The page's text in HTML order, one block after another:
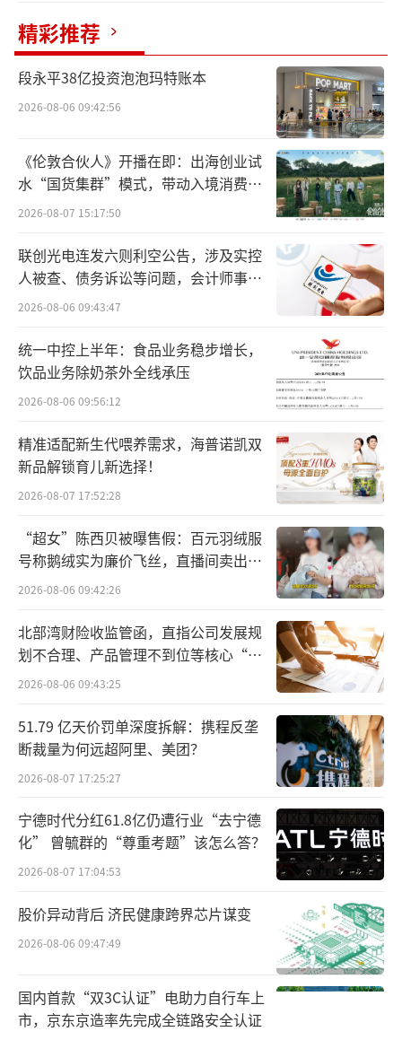
中国黄金、菜百首饰等品牌的金价也有着不同
程度的增幅。以周大福为例，相较于1月4日足
金饰品623元/克的价格，短短不到一年时间，
黄金饰品价格已上涨192元/克，涨幅达30.
8%，和去年同期相比，涨幅达33.4%。
金价的大幅上涨源于国际金价的持续走
0%，相较于今年1962美元/盎司的最低价格，1
0月23日开盘价已达2749.07美元/盎司。
在高昂的黄金价格面前，消费者的消费意
愿正有所减弱。据黄金品牌的线下门店店员介
绍，随着金价的一路走高，店内黄金饰品的销
的消费。眼下，门店的优惠活动大多是针对手
工费的折扣，并无太多对金价的优惠。同时，
该店员透露，年底足金金价或可突破900元/克
的大关。
金价上涨导致消费者消费意愿减弱，这一
现象的影响正直观反映在黄金品牌的业绩上。1
0月22日，周大福发布2024年三季度财报显
示，在截至2024年9月30日的三个月内，周大
福集团零售值同比下降21%。其中，中国内地
零售值同比下降19.4%，中国香港、中国澳门
及其他市场同比下降了31%。报告期内，中国
内地直营店及加盟店的同店销售分别同比下降2
4.3%及20.3%。中国香港及中国澳门市场同店
销售同比减少30.8%。
多家企业优化门店
业绩不佳也是整个黄金珠宝行业共同的难
题。周大福在财报中指出，黄金价格屡创新
高，持续影响消费意愿，这是整个行业的现
象。
精彩推荐
段永平38亿投资泡泡玛特账本
2026-08-06 09:42:56
《伦敦合伙人》开播在即：出海创业试
水“国货集群”模式，带动入境消费反
向种草
2026-08-07 15:17:50
联创光电连发六则利空公告，涉及实控
人被查、债务诉讼等问题，会计师事务
所曾出具“保留意见”
2026-08-06 09:43:47
统一中控上半年：食品业务稳步增长，
饮品业务除奶茶外全线承压
2026-08-06 09:56:12
精准适配新生代喂养需求，海普诺凯双
新品解锁育儿新选择！
2026-08-07 17:52:28
“超女”陈西贝被曝售假：百元羽绒服
号称鹅绒实为廉价飞丝，直播间卖出超
百万元
2026-08-06 09:42:26
北部湾财险收监管函，直指公司发展规
划不合理、产品管理不到位等核心“痛
点”
2026-08-06 09:43:25
51.79 亿天价罚单深度拆解：携程反垄
断裁量为何远超阿里、美团？
2026-08-07 17:25:27
宁德时代分红61.8亿仍遭行业“去宁德
化” 曾毓群的“尊重考题”该怎么答？
2026-08-07 17:04:53
股价异动背后 济民健康跨界芯片谋变
2026-08-06 09:47:49
国内首款“双3C认证”电助力自行车上
市，京东京造率先完成全链路安全认证